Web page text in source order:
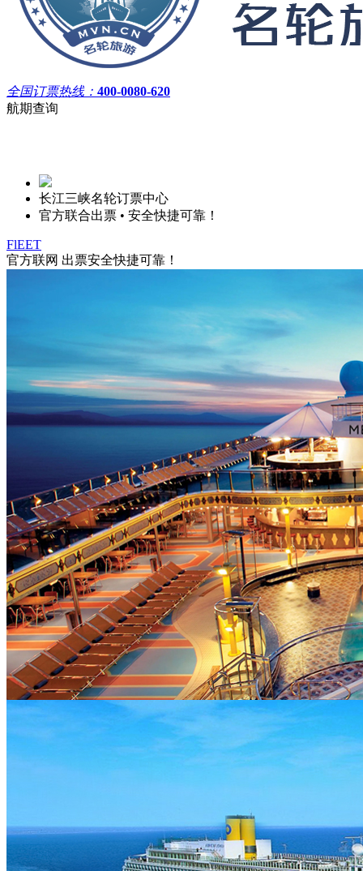
全国订票热线： 400-0080-620
航期查询
长江三峡名轮订票中心
官方联合出票 • 安全快捷可靠！
FlEET
官方联网 出票安全快捷可靠！